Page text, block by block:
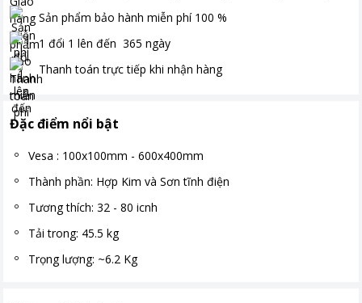
Sản phẩm bảo hành miễn phí 100 %
1 đổi 1 lên đến 365 ngày
Thanh toán trực tiếp khi nhận hàng
Đặc điểm nổi bật
Vesa : 100x100mm - 600x400mm
Thành phần: Hợp Kim và Sơn tĩnh điện
Tương thích: 32 - 80 icnh
Tải trong: 45.5 kg
Trọng lượng: ~6.2 Kg